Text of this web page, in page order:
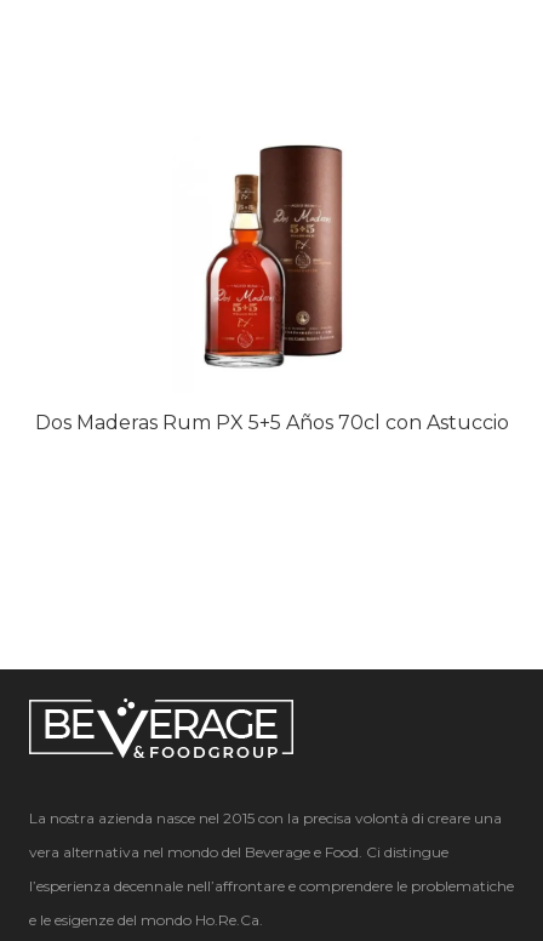
Dos Maderas Rum PX 5+5 Años 70cl con Astuccio
La nostra azienda nasce nel 2015 con la precisa volontà di creare una
vera alternativa nel mondo del Beverage e Food. Ci distingue
l’esperienza decennale nell’affrontare e comprendere le problematiche
e le esigenze del mondo Ho.Re.Ca.